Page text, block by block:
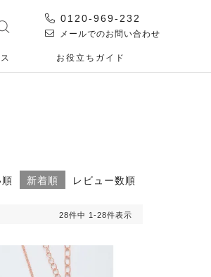
0120-969-232
メールでのお問い合わせ
お役⽴ちガイド
新着順 レビュー数順
28件中 1 -28件表示